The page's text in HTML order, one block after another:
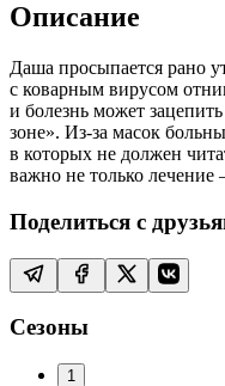
Описание
Даша просыпается рано
с коварным вирусом
и болезнь может
зоне». Из-за масок
в которых не должен
важно не только
Поделиться с
Сезоны
1